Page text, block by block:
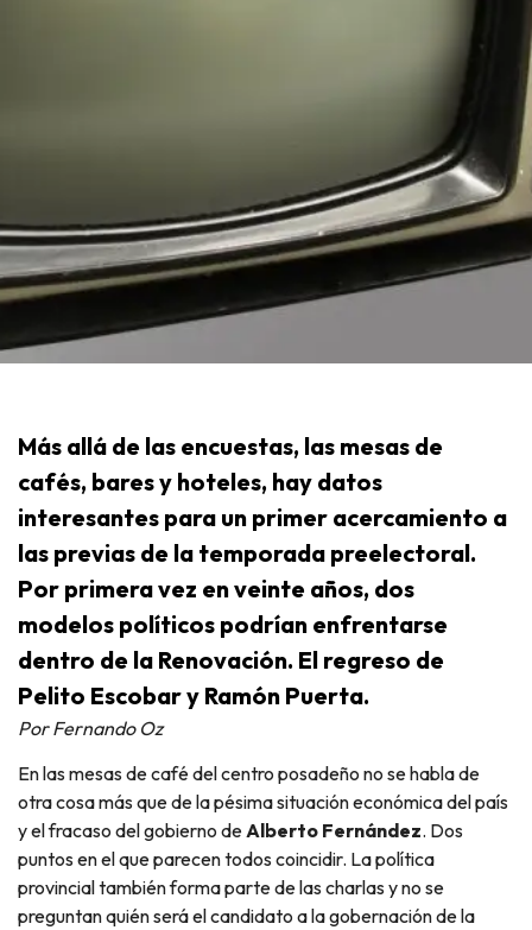
Más allá de las encuestas, las mesas de
cafés, bares y hoteles, hay datos
interesantes para un primer acercamiento a
las previas de la temporada preelectoral.
Por primera vez en veinte años, dos
modelos políticos podrían enfrentarse
dentro de la Renovación. El regreso de
Pelito Escobar y Ramón Puerta.
Por Fernando Oz
En las mesas de café del centro posadeño no se habla de
otra cosa más que de la pésima situación económica del país
y el fracaso del gobierno deAlberto Fernández. Dos
puntos en el que parecen todos coincidir. La política
provincial también forma parte de las charlas y no se
preguntan quién será el candidato a la gobernación de la